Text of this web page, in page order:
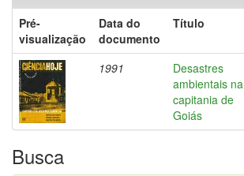
Pré-
visualização
Data do
documento
Título
1991
Desastres
ambientais na
capitania de
Goiás
Busca